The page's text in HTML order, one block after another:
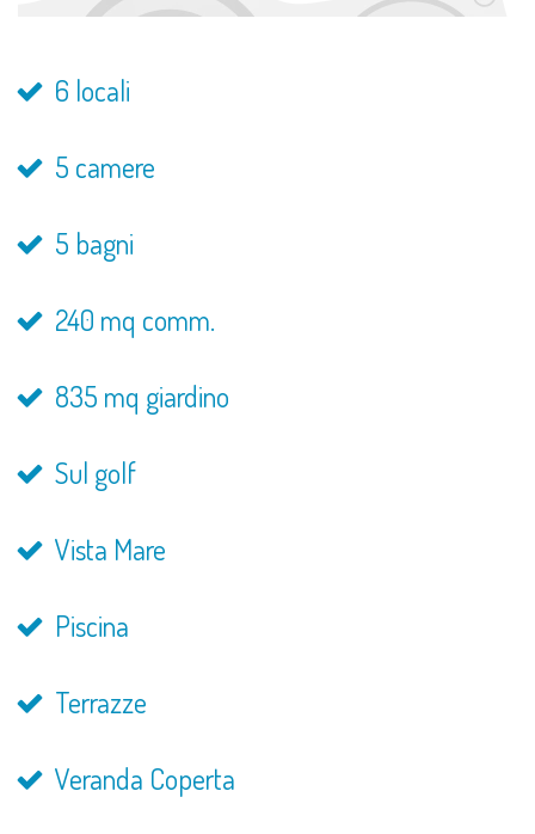
6 locali
5 camere
5 bagni
240 mq comm.
835 mq giardino
Sul golf
Vista Mare
Piscina
Terrazze
Veranda Coperta